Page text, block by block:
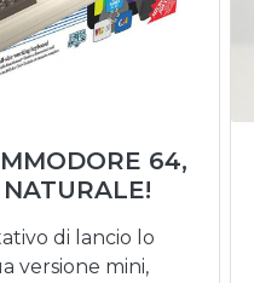
64,
di lancio lo
versione mini,